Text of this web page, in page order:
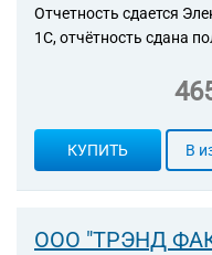
Отчетность сдается
1С, отчётность сдана
КУПИТЬ В
ООО "ТРЭНД